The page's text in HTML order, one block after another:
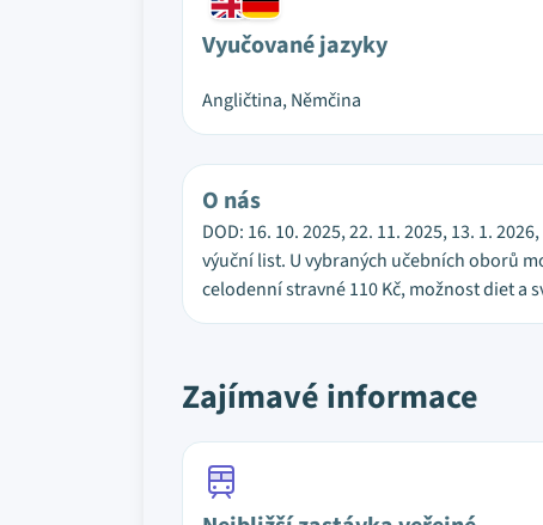
Vyučované jazyky
Angličtina, Němčina
O nás
DOD: 16. 10. 2025, 22. 11. 2025, 13. 1.
výuční list. U vybraných učebních oborů
celodenní stravné 110 Kč, možnost diet a
Zajímavé informace